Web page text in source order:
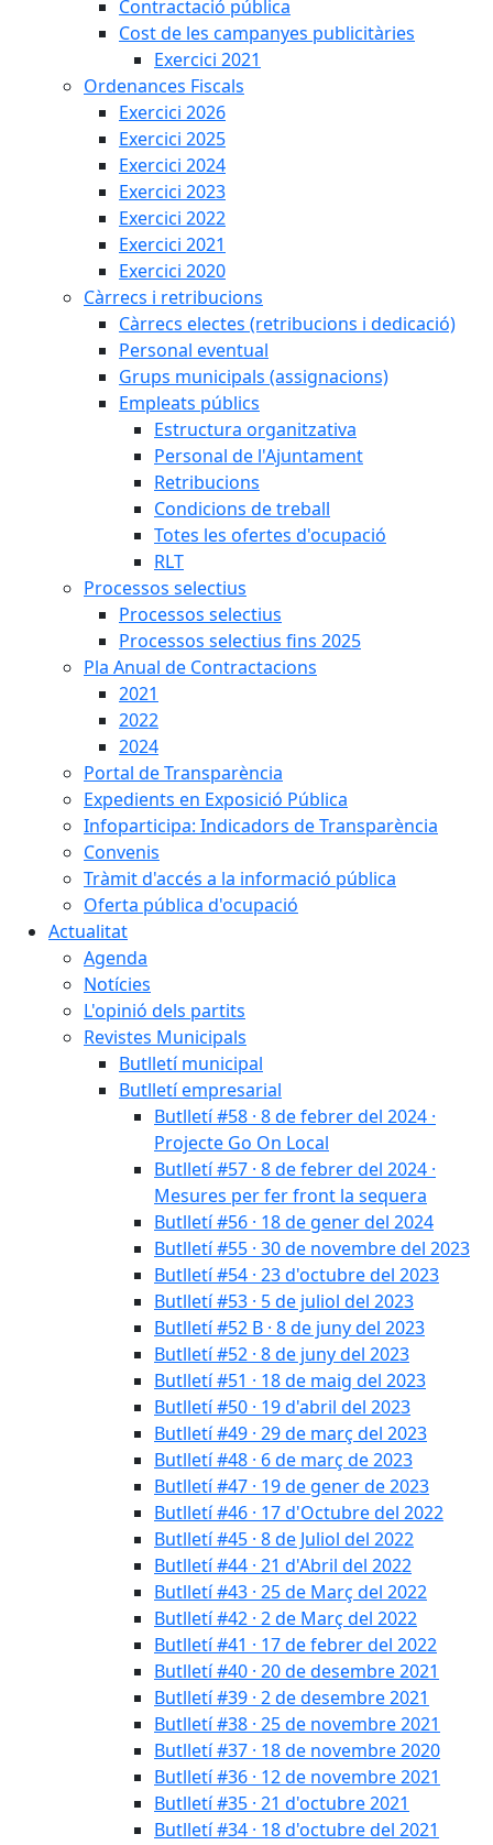
Contractació pública
Cost de les campanyes publicitàries
Exercici 2021
Ordenances Fiscals
Exercici 2026
Exercici 2025
Exercici 2024
Exercici 2023
Exercici 2022
Exercici 2021
Exercici 2020
Càrrecs i retribucions
Càrrecs electes (retribucions i dedicació)
Personal eventual
Grups municipals (assignacions)
Empleats públics
Estructura organitzativa
Personal de l'Ajuntament
Retribucions
Condicions de treball
Totes les ofertes d'ocupació
RLT
Processos selectius
Processos selectius
Processos selectius fins 2025
Pla Anual de Contractacions
2021
2022
2024
Portal de Transparència
Expedients en Exposició Pública
Infoparticipa: Indicadors de Transparència
Convenis
Tràmit d'accés a la informació pública
Oferta pública d'ocupació
Actualitat
Agenda
Notícies
L'opinió dels partits
Revistes Municipals
Butlletí municipal
Butlletí empresarial
Butlletí #58 · 8 de febrer del 2024 ·
Projecte Go On Local
Butlletí #57 · 8 de febrer del 2024 ·
Mesures per fer front la sequera
Butlletí #56 · 18 de gener del 2024
Butlletí #55 · 30 de novembre del 2023
Butlletí #54 · 23 d'octubre del 2023
Butlletí #53 · 5 de juliol del 2023
Butlletí #52 B · 8 de juny del 2023
Butlletí #52 · 8 de juny del 2023
Butlletí #51 · 18 de maig del 2023
Butlletí #50 · 19 d'abril del 2023
Butlletí #49 · 29 de març del 2023
Butlletí #48 · 6 de març de 2023
Butlletí #47 · 19 de gener de 2023
Butlletí #46 · 17 d'Octubre del 2022
Butlletí #45 · 8 de Juliol del 2022
Butlletí #44 · 21 d'Abril del 2022
Butlletí #43 · 25 de Març del 2022
Butlletí #42 · 2 de Març del 2022
Butlletí #41 · 17 de febrer del 2022
Butlletí #40 · 20 de desembre 2021
Butlletí #39 · 2 de desembre 2021
Butlletí #38 · 25 de novembre 2021
Butlletí #37 · 18 de novembre 2020
Butlletí #36 · 12 de novembre 2021
Butlletí #35 · 21 d'octubre 2021
Butlletí #34 · 18 d'octubre del 2021